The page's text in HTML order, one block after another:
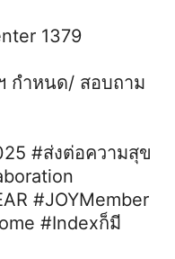
1379
กำหนด/ สอบถาม
#ส่งต่อความสุข
#JOYMember
#Indexก็มี